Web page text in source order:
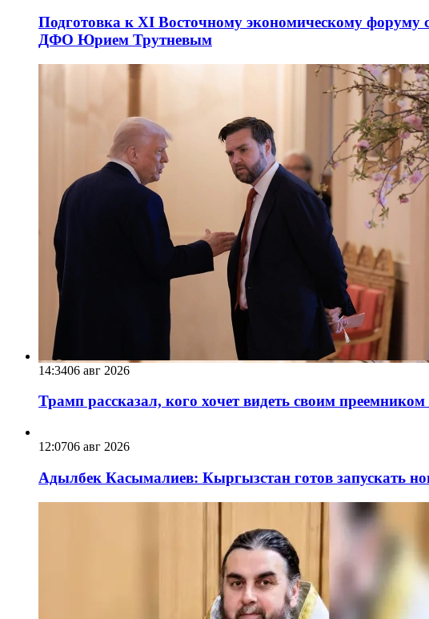
Подготовка к XI Восточному экономическому форуму
ДФО Юрием Трутневым
14:3406 авг 2026
Трамп рассказал, кого хочет видеть своим
12:0706 авг 2026
Адылбек Касымалиев: Кыргызстан готов запускать